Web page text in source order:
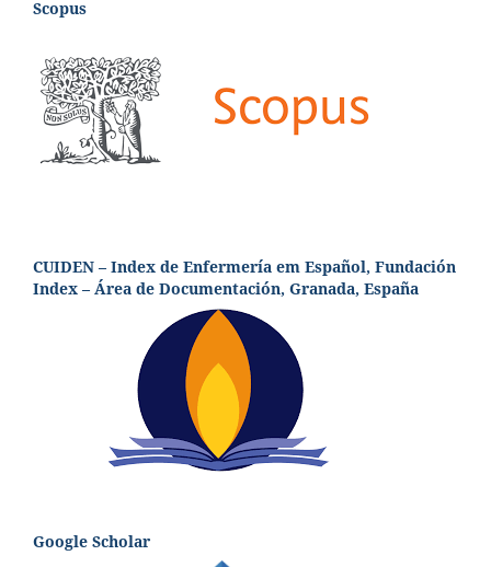
Scopus
CUIDEN – Index de Enfermería em Español, Fundación
Index – Área de Documentación, Granada, España
Google Scholar